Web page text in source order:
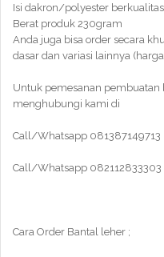
Isi dakron/polyester berkualitas
Berat produk 230gram
Anda juga bisa order secara
dasar dan variasi lainnya
Untuk pemesanan pembuatan
menghubungi kami di
Call/Whatsapp 081387149713
Call/Whatsapp 082112833303
Cara Order Bantal leher ;